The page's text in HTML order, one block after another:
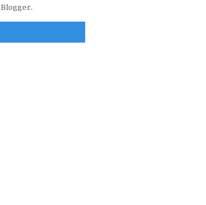
Blogger.